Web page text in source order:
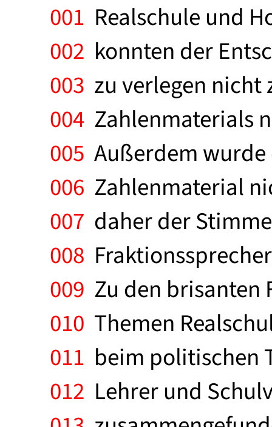
001 Realschule und
002 konnten der
003 zu verlegen
004 Zahlenmaterials
005 Außerdem
006 Zahlenmaterial
007 daher der
008
009 Zu den brisanten
010 Themen
011 beim politischen
012 Lehrer und